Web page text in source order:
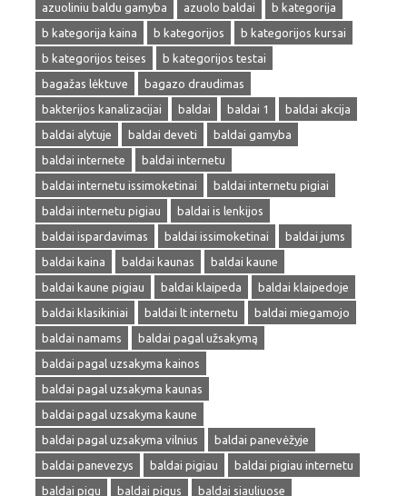
azuoliniu baldu gamyba
azuolo baldai
b kategorija
b kategorija kaina
b kategorijos
b kategorijos kursai
b kategorijos teises
b kategorijos testai
bagažas lėktuve
bagazo draudimas
bakterijos kanalizacijai
baldai baldai 1
baldai akcija
baldai alytuje
baldai deveti
baldai gamyba
baldai internete
baldai internetu
baldai internetu issimoketinai
baldai internetu pigiai
baldai internetu pigiau
baldai is lenkijos
baldai ispardavimas
baldai issimoketinai
baldai jums
baldai kaina
baldai kaunas
baldai kaune
baldai kaune pigiau
baldai klaipeda
baldai klaipedoje
baldai klasikiniai
baldai lt internetu
baldai miegamojo
baldai namams
baldai pagal užsakymą
baldai pagal uzsakyma kainos
baldai pagal uzsakyma kaunas
baldai pagal uzsakyma kaune
baldai pagal uzsakyma vilnius
baldai panevėžyje
baldai panevezys
baldai pigiau
baldai pigiau internetu
baldai pigu
baldai pigus baldai siauliuose